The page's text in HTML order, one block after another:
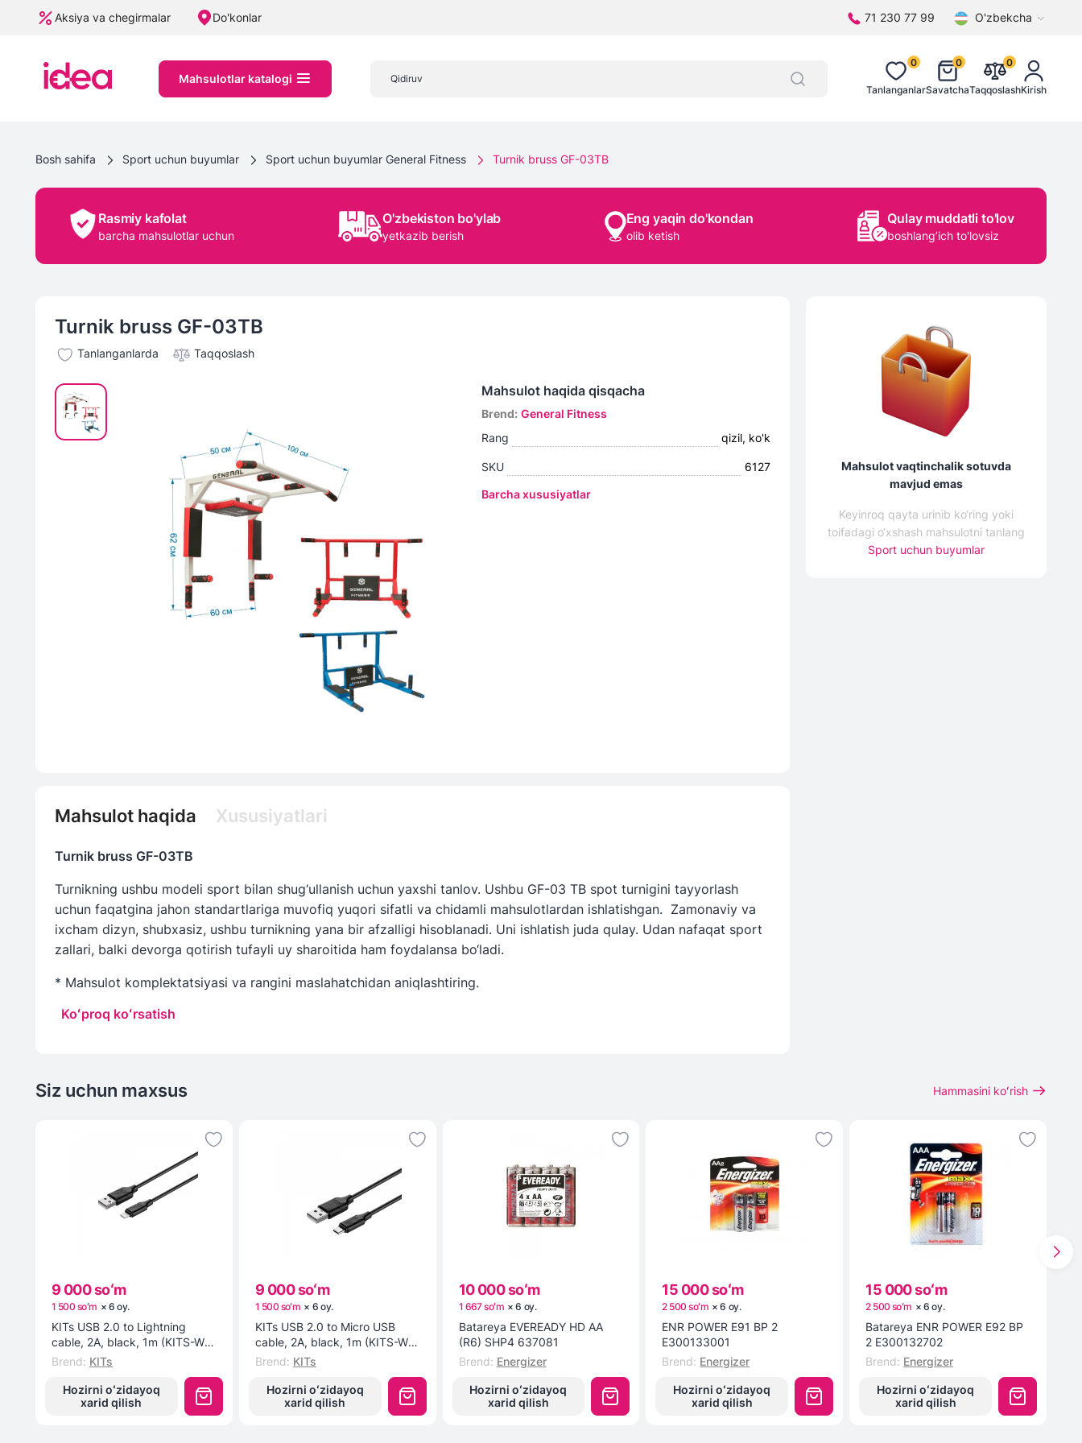
Aksiya va chegirmalar Do'konlar 71 230 77 99 O'zbekcha
Mahsulotlar katalogi
0
Tanlanganlar
0
Savatcha
0
TaqqoslashKirish
Bosh sahifa Sport uchun buyumlar Sport uchun buyumlar General Fitness Turnik bruss GF-03TB
Rasmiy kafolat
barcha mahsulotlar uchun
O'zbekiston bo'ylab
yetkazib berish
Eng yaqin do'kondan
olib ketish
Qulay muddatli to'lov
boshlang’ich to'lovsiz
Turnik bruss GF-03TB
Tanlanganlarda Taqqoslash
Mahsulot haqida qisqacha
Brend: General Fitness
Rang
qizil, ko'k
SKU
6127
Barcha xususiyatlar
Mahsulot vaqtinchalik sotuvda
mavjud emas
Keyinroq qayta urinib ko‘ring yoki
toifadagi o‘xshash mahsulotni tanlang
Sport uchun buyumlar
Mahsulot haqida Xususiyatlari
Turnik bruss GF-03TB
Turnikning ushbu modeli sport bilan shug‘ullanish uchun yaxshi tanlov. Ushbu GF-03 TB spot turnigini tayyorlash
uchun faqatgina jahon standartlariga muvofiq yuqori sifatli va chidamli mahsulotlardan ishlatishgan. Zamonaviy va
ixcham dizyn, shubxasiz, ushbu turnikning yana bir afzalligi hisoblanadi. Uni ishlatish juda qulay. Udan nafaqat sport
zallari, balki devorga qotirish tufayli uy sharoitida ham foydalansa bo‘ladi.
* Mahsulot komplektatsiyasi va rangini maslahatchidan aniqlashtiring.
Koʻproq koʻrsatish
Siz uchun maxsus Hammasini koʻrish
9 000 soʻm
1 500 soʻm × 6 oy.
KITs USB 2.0 to Lightning
cable, 2A, black, 1m (KITS-W-
003) kabeli
Brend: KITs
Hozirni oʻzidayoq
xarid qilish
9 000 soʻm
1 500 soʻm × 6 oy.
KITs USB 2.0 to Micro USB
cable, 2A, black, 1m (KITS-W-
002) kabeli
Brend: KITs
Hozirni oʻzidayoq
xarid qilish
10 000 soʻm
1 667 soʻm ×6 oy.
Batareya EVEREADY HD AA
(R6) SHP4 637081
Brend: Energizer
Hozirni oʻzidayoq
xarid qilish
15 000 soʻm
2 500 soʻm ×6 oy.
ENR POWER E91 BP 2
E300133001
Brend: Energizer
Hozirni oʻzidayoq
xarid qilish
15 000 soʻm
2 500 soʻm ×6 oy.
Batareya ENR POWER E92 BP
2 E300132702
Brend: Energizer
Hozirni oʻzidayoq
xarid qilish